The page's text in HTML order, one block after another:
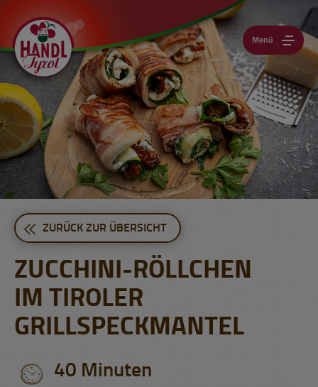
Menü
ZURÜCK ZUR ÜBERSICHT
ZUCCHINI-RÖLLCHEN
IM TIROLER
GRILLSPECKMANTEL
40 Minuten